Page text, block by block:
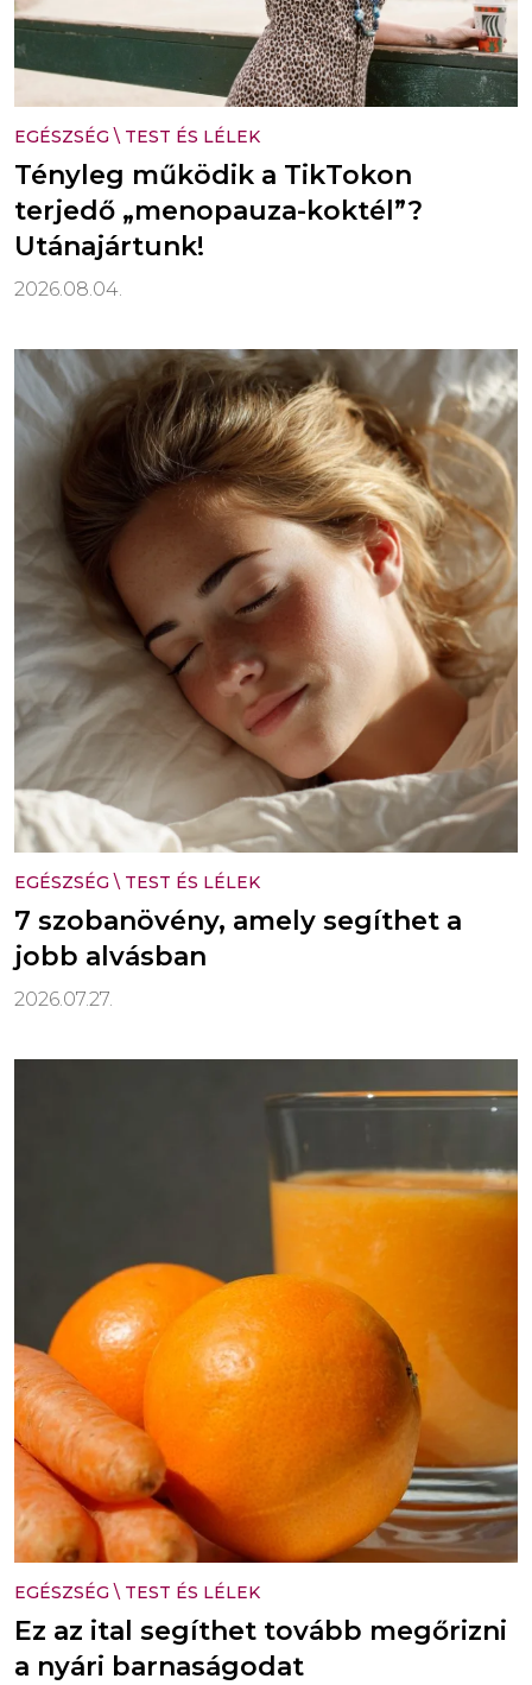
EGÉSZSÉG \ TEST ÉS LÉLEK
Tényleg működik a TikTokon
terjedő „menopauza-koktél”?
Utánajártunk!
2026.08.04.
EGÉSZSÉG \ TEST ÉS LÉLEK
7 szobanövény, amely segíthet a
jobb alvásban
2026.07.27.
EGÉSZSÉG \ TEST ÉS LÉLEK
Ez az ital segíthet tovább megőrizni
a nyári barnaságodat